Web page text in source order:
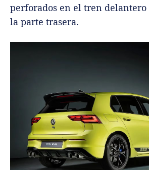
perforados en el tren
la parte trasera.